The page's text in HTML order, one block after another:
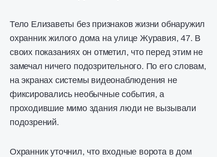
Тело Елизаветы без признаков жизни обнаружил
охранник жилого дома на улице Журавия, 47. В
своих показаниях он отметил, что перед этим не
замечал ничего подозрительного. По его словам,
на экранах системы видеонаблюдения не
фиксировались необычные события, а
проходившие мимо здания люди не вызывали
подозрений.
Охранник уточнил, что входные ворота в дом